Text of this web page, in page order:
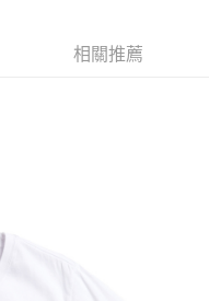
相關推薦